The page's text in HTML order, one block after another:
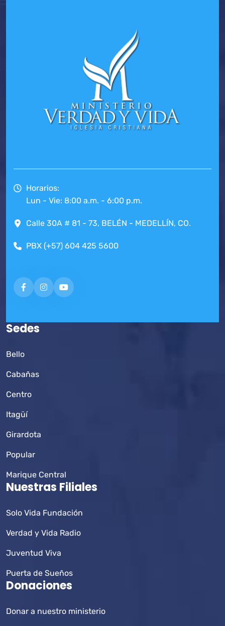
Horarios:
Lun - Vie: 8:00 a.m. - 6:00 p.m.
Calle 30A # 81 - 73, BELÉN - MEDELLÍN, CO.
PBX (+57) 604 425 5600
Sedes
Bello
Cabañas
Centro
Itagüí
Girardota
Popular
Marique Central
Nuestras Filiales
Solo Vida Fundación
Verdad y Vida Radio
Juventud Viva
Puerta de Sueños
Donaciones
Donar a nuestro ministerio